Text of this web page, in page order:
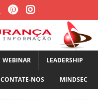
WEBINAR LEADERSHIP
CONTATE-NOS MINDSEC